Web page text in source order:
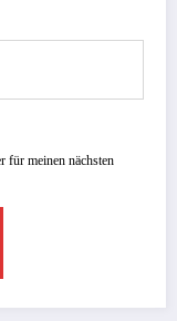
für meinen nächsten